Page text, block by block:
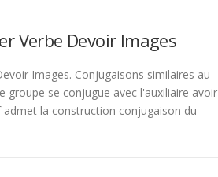
Verbe Devoir Images
Images. Conjugaisons similaires au
groupe se conjugue avec l'auxiliaire avoir
la construction conjugaison du